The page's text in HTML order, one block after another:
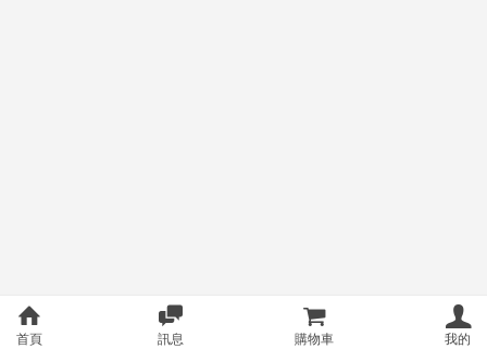
首頁 訊息 購物車 我的